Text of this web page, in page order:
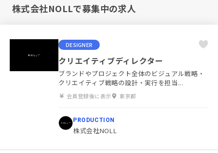
株式会社NOLLで募集中の求人
DESIGNER
クリエイティブディレクター
ブランドやプロジェクト全体のビジュアル戦略・
クリエイティブ戦略の設計・実行を担当...
会員登録後に表示 東京都
PRODUCTION
株式会社NOLL